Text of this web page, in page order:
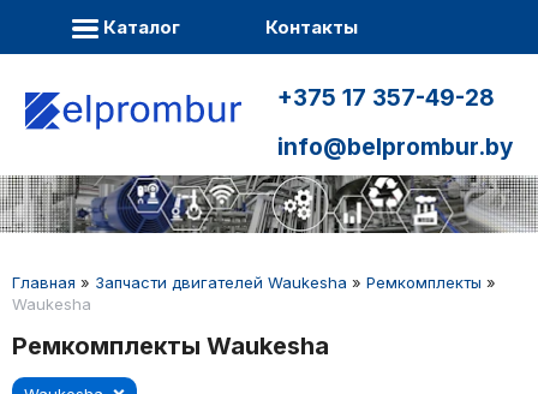
Каталог Контакты
+375 17 357-49-28
info@belprombur.by
Главная » Запчасти двигателей Waukesha » Ремкомплекты »
Waukesha
Ремкомплекты Waukesha